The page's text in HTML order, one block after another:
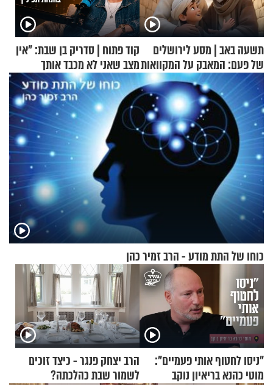
תשעה באב | מסע לירושלים
של פעם: המאבק על המקוואות
קוד פתוח | סדריק בן שבת: "אין
מצב שאני לא מכבד אותך
בבוקר בהנחת תפילין"
כוחו של התת מודע - הרב זמיר כהן
"ניסו לחטוף אותי פעמיים":
מוטי כהנא בריאיון נוקב
הרב יצחק פנגר - כיצד זוכים
לשמור שבת כהלכתה?